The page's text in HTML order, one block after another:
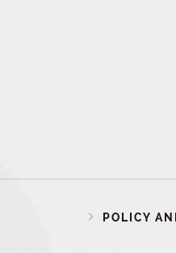
POLICY